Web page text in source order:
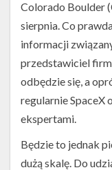
marsjańskiej
(Źródło:
SpaceX)
Colorado Boulder
sierpnia. Co
informacji
przedstawiciel
odbędzie się, a
regularnie SpaceX
ekspertami.
Będzie to jednak
dużą skalę. Do